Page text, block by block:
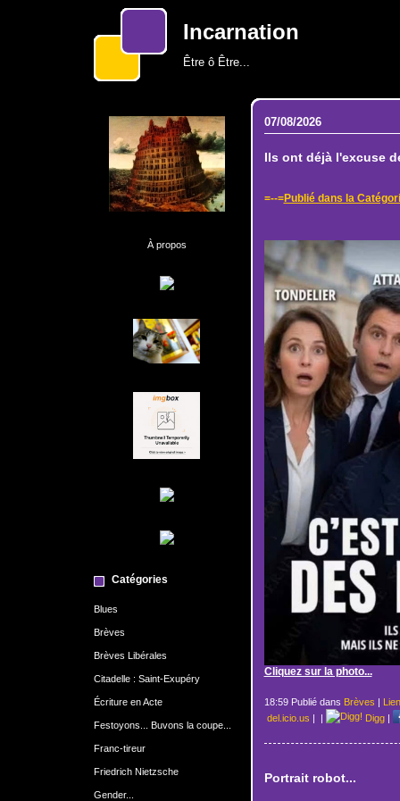
Incarnation
Être ô Être...
À propos
Catégories
Blues
Brèves
Brèves Libérales
Citadelle : Saint-Exupéry
Écriture en Acte
Festoyons... Buvons la coupe...
Franc-tireur
Friedrich Nietzsche
Gender...
07/08/2026
Ils ont déjà l'excuse
=--=Publié dans la
Cliquez sur la photo...
18:59 Publié dans Brèves
del.icio.us
Digg|
Portrait robot...